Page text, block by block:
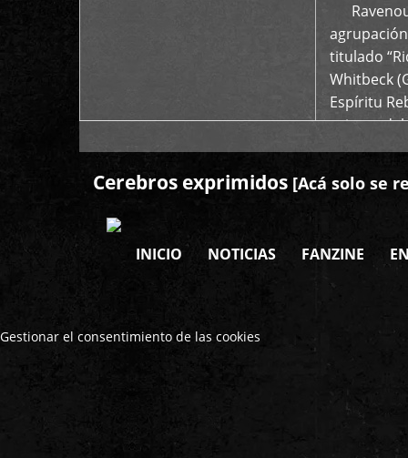
titulado
Whitbeck
Espíritu
oriente
Cerebros exprimidos [Acá solo se
INICIO NOTICIAS FANZINE
Gestionar el consentimiento de las cookies